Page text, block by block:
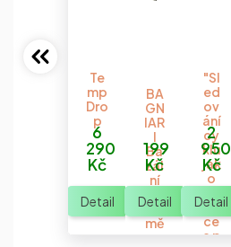
Te
mp
Dro
p
6
290
Kč
Detail
BA
GN
IAR
I
Ba
zál
ní
te
plo
mě
r
199
Kč
Detail
"Sl
ed
ov
ání
cy
klu
jak
o
ven
ce
a p
2
950
Kč
Detail